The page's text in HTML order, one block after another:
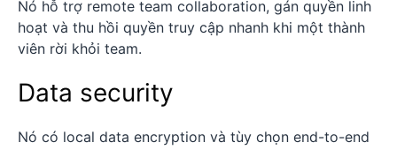
Nó hỗ trợ remote team collaboration, gán quyền linh
hoạt và thu hồi quyền truy cập nhanh khi một thành
viên rời khỏi team.
Data security
Nó có local data encryption và tùy chọn end-to-end